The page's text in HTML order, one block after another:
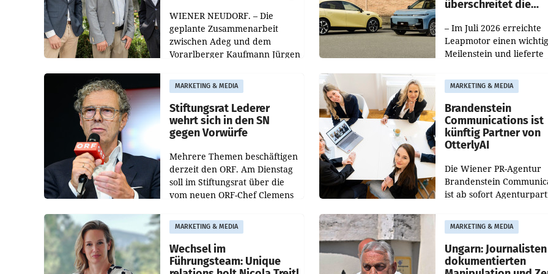
WIENER NEUDORF. – Die
geplante Zusammenarbeit
zwischen Adeg und dem
Vorarlberger Kaufmann Jürgen
freigegeben: Die
Bundeswettbewerbsbehörde
und der Bundeskartellanwalt
überschreitet die
– Im Juli 2026 erreichte
Leapmotor einen
Meilenstein und lieferte
aus, womit sich das
gegenüber Juli 2025
verdoppelte (+102
MARKETING & MEDIA
Stiftungsrat Lederer
wehrt sich in den SN
gegen Vorwürfe
Mehrere Themen beschäftigen
derzeit den ORF. Am Dienstag
soll im Stiftungsrat über die
vom neuen ORF-Chef Clemens
Besetzungen für die
Direktionen abgestimmt
werden.
MARKETING & MEDIA
Brandenstein
Communications ist
künftig Partner von
OtterlyAI
Die Wiener PR-Agentur
Brandenstein
ist ab sofort
Optimierungsplattform
OtterlyAI. Damit baut die
Agentur ihr
MARKETING & MEDIA
Wechsel im
Führungsteam: Unique
MARKETING & MEDIA
Ungarn: Journalisten
dokumentierten